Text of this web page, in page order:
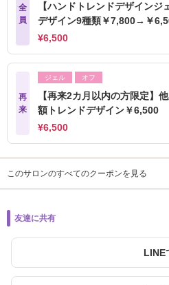
全
員
【ハンドトレンドデザインジ
デザイン9種類￥7,800→￥
¥6,500
再
来
ジェル オフ
【再来2カ月以内の方限定】
額トレンドデザイン￥6,500
¥6,500
このサロンのすべてのクーポンを見る
友達に共有
LINE